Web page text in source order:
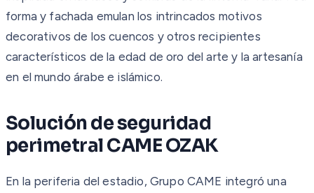
forma y fachada emulan los intrincados motivos
decorativos de los cuencos y otros recipientes
característicos de la edad de oro del arte y la artesanía
en el mundo árabe e islámico.
Solución de seguridad
perimetral CAME OZAK
En la periferia del estadio, Grupo CAME integró una